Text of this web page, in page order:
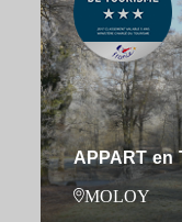
APPART en
MOLOY